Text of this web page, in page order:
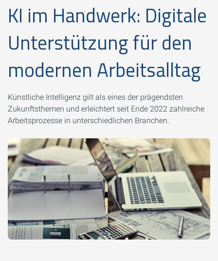
KI im Handwerk: Digitale
Unterstützung für den
modernen Arbeitsalltag
Künstliche Intelligenz gilt als eines der prägendsten
Zukunftsthemen und erleichtert seit Ende 2022 zahlreiche
Arbeitsprozesse in unterschiedlichen Branchen.